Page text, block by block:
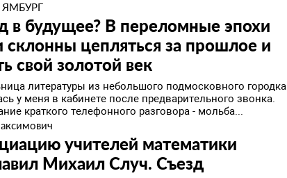
ЯМБУРГ
в будущее? В переломные эпохи
цепляться за прошлое и
свой золотой век
литературы из небольшого подмосковного городка
у меня в кабинете после предварительного звонка.
краткого телефонного разговора - мольба...
учителей математики
Михаил Случ. Съезд